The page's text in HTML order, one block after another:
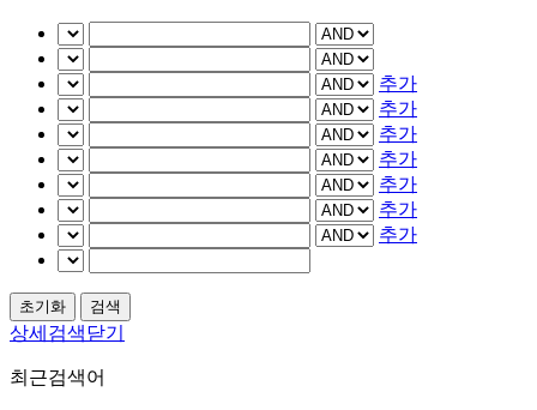
추가
추가
추가
추가
추가
추가
추가
상세검색닫기
최근검색어